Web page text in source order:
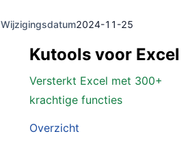
Wijzigingsdatum2024-11-25
Kutools voor Excel
Versterkt Excel met 300+
krachtige functies
Overzicht